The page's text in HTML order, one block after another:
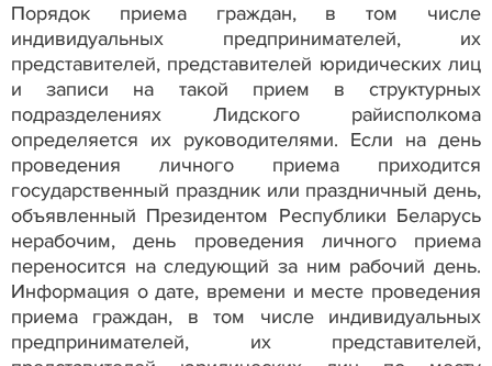
Порядок приема граждан, в том числе
индивидуальных предпринимателей, их
представителей, представителей юридических лиц
и записи на такой прием в структурных
подразделениях Лидского райисполкома
определяется их руководителями. Если на день
проведения личного приема приходится
государственный праздник или праздничный день,
объявленный Президентом Республики Беларусь
нерабочим, день проведения личного приема
переносится на следующий за ним рабочий день.
Информация о дате, времени и месте проведения
приема граждан, в том числе индивидуальных
предпринимателей, их представителей,